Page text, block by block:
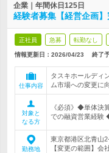
企業｜年間休日125日
経験者募集【経営企画
正社員 急募 転勤なし
情報更新日：2026/04/23 終了
仕事内容
タスキホールディ
ム市場への変更に
対象と
なる方
《必須》◆単体決
での融資営業経験
勤務地
東京都港区北青山
【変更の範囲】会